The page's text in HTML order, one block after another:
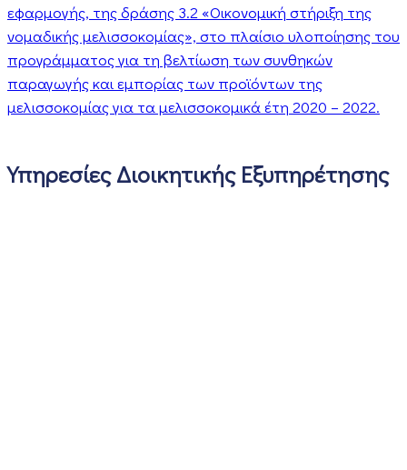
εφαρμογής, της δράσης 3.2 «Οικονομική στήριξη της
νομαδικής μελισσοκομίας», στο πλαίσιο υλοποίησης του
προγράμματος για τη βελτίωση των συνθηκών
παραγωγής και εμπορίας των προϊόντων της
μελισσοκομίας για τα μελισσοκομικά έτη 2020 – 2022.
Υπηρεσίες Διοικητικής Εξυπηρέτησης